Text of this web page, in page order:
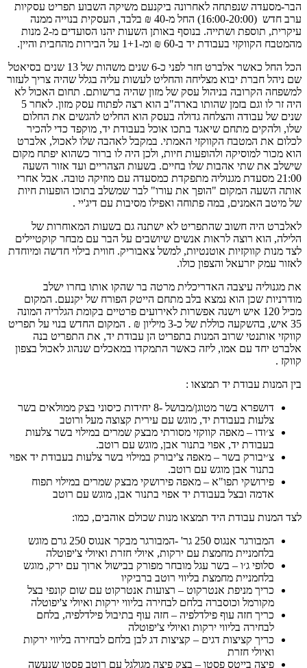
הבר-מסעדה שנפתחה לאחרונה ביקנעם משיקה השבוע תפריט עסקיות
ערב חדש (16:00-20:00) החל מ-40 ₪ בלבד, העסקית בנוייה ממנה
עיקרית, תוספת ושתייה. בנוסף באותן השעות יהנו הסועדים מ-2 מנות
מהמטבח הקווקזי בעבודת יד ב-60 ₪ ומ-1+1 על הבירות מהחבית והיין.
הכל החל כאשר אלברט חזר לפני כ-6 שנים משהות של 13 שנים בסיאטל
שם ניהל חברת יבוא מצליחה והחליט לעשות עליה בגלל שהיה צריך לעזור
למשפחה הקרובה בניהול עסק של מזון שהיה ברשותם. תחום האכול לא
היה זר לו וגם בזמן שהותו בארה"ב הוא רצה לפתוח עסק מזון. לאחר 5
שנים של עבודה והצלחה גדולה בעסק הוא החליט להגשים את החלום
שלו, ולהקים מתחם שיאגד בתכו אוכל בעבודת יד, מוקפד כדי להכיר
לכלום את המטבח הקווקזי האמתי. במקבל לאהבה שלו לאכול, אלברט
הוא מכור למוסיקה ולהופעות חיות, ולכן היה לו ברור כשהוא יפתח מקום
שישלב את שתי אהבות שלו בחיים. בשעות הצהריים ועד אזור השעה
21:00 מסעדת מגנוליה מתפקדת כמסעדה עם מוזיקה טובה. אבל אחרי
אותה השעה המקום "הופך את עורו" לבר שמשלב בתוכו הופעות חיות
של מיטב האמנים, במה פתוחה ואפילו מסיבות עם דיג'יי .
לאלברט היה חשוב שהתפריט לא ישתנה גם בשעות המאוחרות של
הלילה, הוא רוצה לראות אנשים שיושבים על הבר עם מבחר קוקטיילים
לצד מנות קווקזיות אוטנטיות, למשל צאבוריק. חווית בילוי חדשה ומיוחדת
לאזור עמק יזרעאל והצפון כולו.
את מגנוליה עיצבה האדריכלית מרטה בר שהקו אותו בחרו ישלב
מודרניות שכן הוא נמצא בלב מתחם הייטק הפורח של יקנעם. המקום
מכיל 120 איש וישנה אפשרות לאירועים פרטיים בקומת הגלריה המונה
35 איש, בהשקעה כוללת של כ-3 מיליון ₪ . המקום החדש בנוי על תפריט
קווקזי אותנטי שרוב המנות בתפריט הן עבודת יד, את התפריט בנה
אלברט יחד עם אמו, ליזה כאשר התמקדו במאכלים שנהוג לאכול בצפון
קווקז .
בין המנות עבודת יד תמצאו :
דושפרא בשר מטוגן/מבושל -8 יחידות כיסוני בצק ממולאים בשר
צלעות בעבודת יד, מוגש עם עירית קצוצה מעל ורוטב
צ׳ודו – מאפה קווקזי מסורתי מבצק שמרים במילוי בשר צלעות
בעבודת יד, אפוי בתנור אבן, מוגש עם רוטב.
צ׳יבורק בשר – מאפה צ'יבורק במילוי בשר צלעות בעבודת יד אפוי
בתנור אבן מוגש עם רוטב.
פירושקי תפו"א – מאפה פירושקי מבצק שמרים במילוי תפוח
אדמה ובצל בעבודת יד אפוי בתנור אבן, מוגש עם רוטב
לצד המנות עבודת היד תמצאו מנות שכולם אוהבים, כמו:
המבורגר אנגוס 250 גר' -המבורגר מבקר אנגוס 250 גרם מוגש
בלחמניית מחמצת עם ירקות, איולי חזרת ואיולי צ'יפוטלה
סלופי ג׳ו – בשר עגל מובחר מפורק בבישול ארוך עם ירק, מוגש
בלחמניית מחמצת בליווי רוטב ברביקיו
כריך מניפת אנטרקוט – רצועות אנטרקוט עם שום קונפי בצל
מקורמל וכוסברה בלחם לבחירה בליווי ירקות ואיולי צ'יפוטלה
כריך חזה עוף פילדלפיה – חזה עוף בתיבול פילדלפיה, בלחם
לבחירה בליווי ירקות ואיולי צ'יפוטלה
כריך קציצות דגים – קציצות דג לבן בלחם לבחירה בליווי ירקות
ואיולי חזרת
פיצה בייטס פסטו – בצק פיצה מגולגל עם רוטב פסטו שנעשה